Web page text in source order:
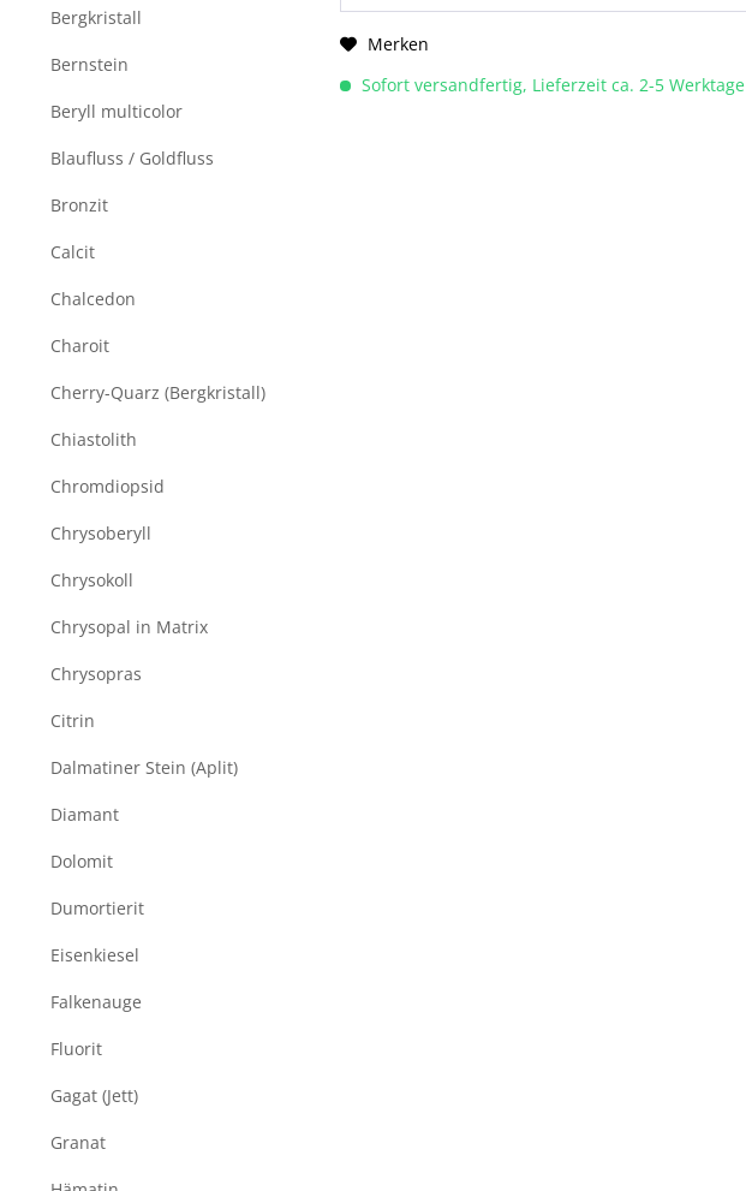
Bergkristall
Bernstein
Beryll multicolor
Blaufluss / Goldfluss
Bronzit
Calcit
Chalcedon
Charoit
Cherry-Quarz (Bergkristall)
Chiastolith
Chromdiopsid
Chrysoberyll
Chrysokoll
Chrysopal in Matrix
Chrysopras
Citrin
Dalmatiner Stein (Aplit)
Diamant
Dolomit
Dumortierit
Eisenkiesel
Falkenauge
Fluorit
Gagat (Jett)
Granat
Merken
Sofort versandfertig, Lieferzeit ca. 2-5 Werktage